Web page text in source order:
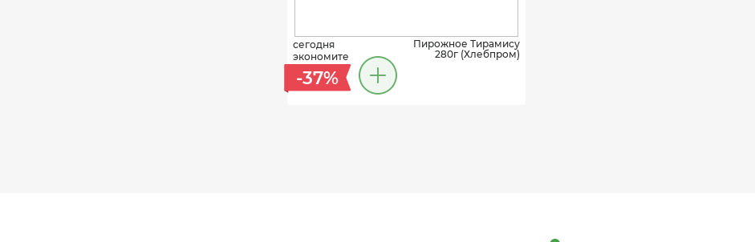
сегодня
экономите
-37%
Пирожное Тирамису
280г (Хлебпром)